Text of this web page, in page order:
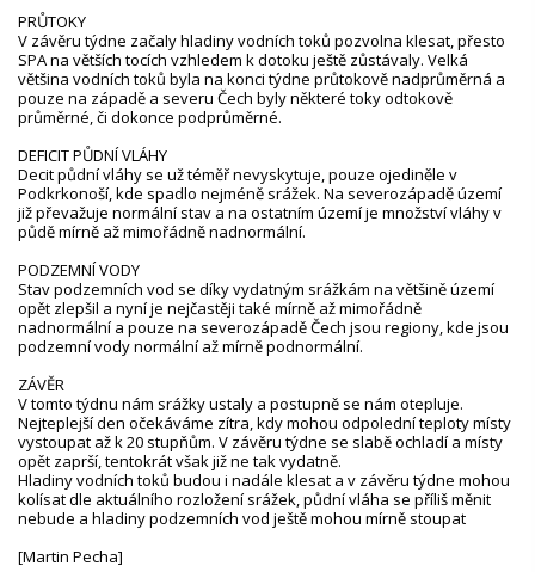
PRŮTOKY
V závěru týdne začaly hladiny vodních toků pozvolna klesat, přesto
SPA na větších tocích vzhledem k dotoku ještě zůstávaly. Velká
většina vodních toků byla na konci týdne průtokově nadprůměrná a
pouze na západě a severu Čech byly některé toky odtokově
průměrné, či dokonce podprůměrné.
DEFICIT PŮDNÍ VLÁHY
Deficit půdní vláhy se už téměř nevyskytuje, pouze ojediněle v
Podkrkonoší, kde spadlo nejméně srážek. Na severozápadě území
již převažuje normální stav a na ostatním území je množství vláhy v
půdě mírně až mimořádně nadnormální.
PODZEMNÍ VODY
Stav podzemních vod se díky vydatným srážkám na většině území
opět zlepšil a nyní je nejčastěji také mírně až mimořádně
nadnormální a pouze na severozápadě Čech jsou regiony, kde jsou
podzemní vody normální až mírně podnormální.
ZÁVĚR
V tomto týdnu nám srážky ustaly a postupně se nám otepluje.
Nejteplejší den očekáváme zítra, kdy mohou odpolední teploty místy
vystoupat až k 20 stupňům. V závěru týdne se slabě ochladí a místy
opět zaprší, tentokrát však již ne tak vydatně.
Hladiny vodních toků budou i nadále klesat a v závěru týdne mohou
kolísat dle aktuálního rozložení srážek, půdní vláha se příliš měnit
nebude a hladiny podzemních vod ještě mohou mírně stoupat
[Martin Pecha]